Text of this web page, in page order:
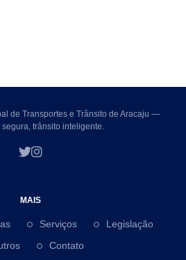
de Transportes e Trânsito de Aracaju —
trânsito inteligente.
MAIS
Serviços
Legislação
Contato